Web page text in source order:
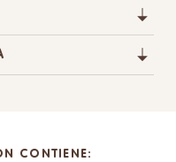
CONTIENE: